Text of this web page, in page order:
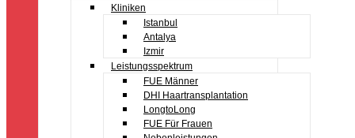
Kliniken
Istanbul
Antalya
Izmir
Leistungsspektrum
FUE Männer
DHI Haartransplantation
LongtoLong
FUE Für Frauen